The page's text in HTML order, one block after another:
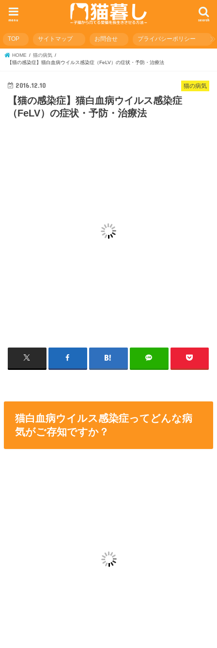
search
menu
TOP サイトマップ お問合せ プライバシーポリシー
HOME
猫の病気
【猫の感染症】猫白血病ウイルス感染症（FeLV）の症状・予防・治療法
猫の病気
2016.12.10
【猫の感染症】猫白血病ウイルス感染症
（FeLV）の症状・予防・治療法
猫白血病ウイルス感染症ってどんな病
気がご存知ですか？